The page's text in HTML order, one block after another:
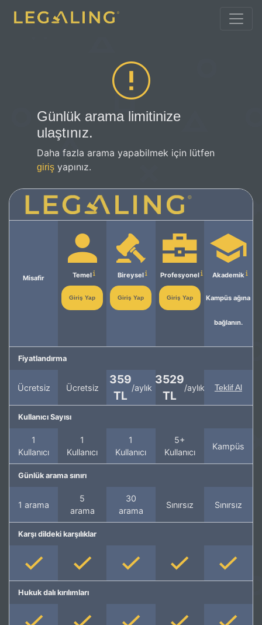
Günlük arama limitinize
ulaştınız.
Daha fazla arama yapabilmek için lütfen
giriş yapınız.
Misafir Temel
Giriş Yap
Bireysel
Giriş Yap
Profesyonel
Giriş Yap
Akademik
Kampüs ağına
bağlanın.
Fiyatlandırma
Ücretsiz Ücretsiz
359
TL
/aylık
3529
TL
/aylık Teklif Al
Kullanıcı Sayısı
1
Kullanıcı
1
Kullanıcı
1
Kullanıcı
5+
Kullanıcı
Kampüs
Günlük arama sınırı
1 arama
5
arama
30
arama
Sınırsız Sınırsız
Karşı dildeki karşılıklar
Hukuk dalı kırılımları